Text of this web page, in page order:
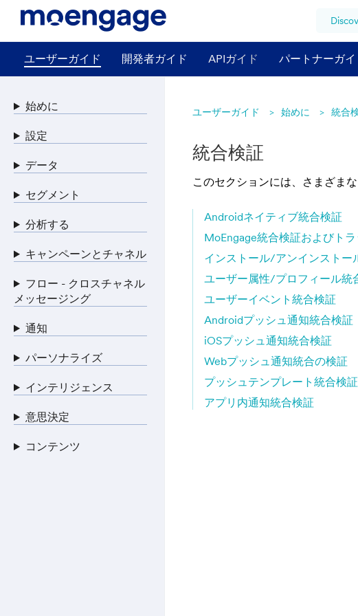
ユーザーガイド 開発者ガイド APIガイド パートナーガイ
ユーザーガイド 始めに 統合
統合検証
このセクションには、さまざま
Androidネイティブ統合検証
MoEngage統合検証およびト
インストール/アンインスト
ユーザー属性/プロフィール統
ユーザーイベント統合検証
Androidプッシュ通知統合検証
iOSプッシュ通知統合検証
Webプッシュ通知統合の検証
プッシュテンプレート統合検証
アプリ内通知統合検証
始めに
設定
データ
セグメント
分析する
キャンペーンとチャネル
フロー - クロスチャネル
メッセージング
通知
パーソナライズ
インテリジェンス
意思決定
コンテンツ